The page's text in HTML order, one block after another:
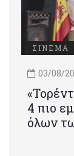
ΣΙΝΕΜΑ
03/08/
4 πιο
όλων